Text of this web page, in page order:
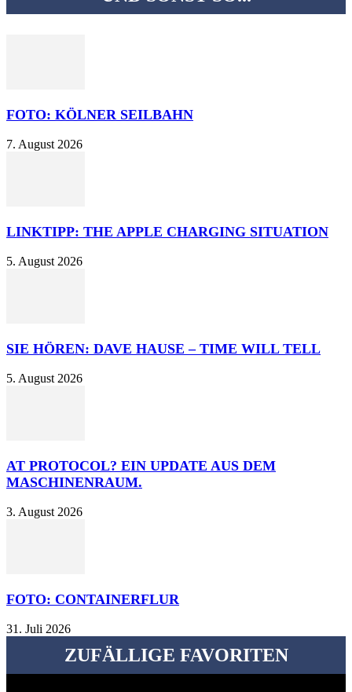
FOTO: KÖLNER SEILBAHN
7. August 2026
LINKTIPP: THE APPLE CHARGING SITUATION
5. August 2026
SIE HÖREN: DAVE HAUSE – TIME WILL TELL
5. August 2026
AT PROTOCOL? EIN UPDATE AUS DEM
MASCHINENRAUM.
3. August 2026
FOTO: CONTAINERFLUR
31. Juli 2026
ZUFÄLLIGE FAVORITEN